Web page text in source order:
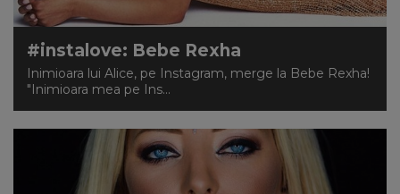
#instalove: Bebe Rexha
Inimioara lui Alice, pe Instagram, merge la Bebe Rexha!
"Inimioara mea pe Ins...